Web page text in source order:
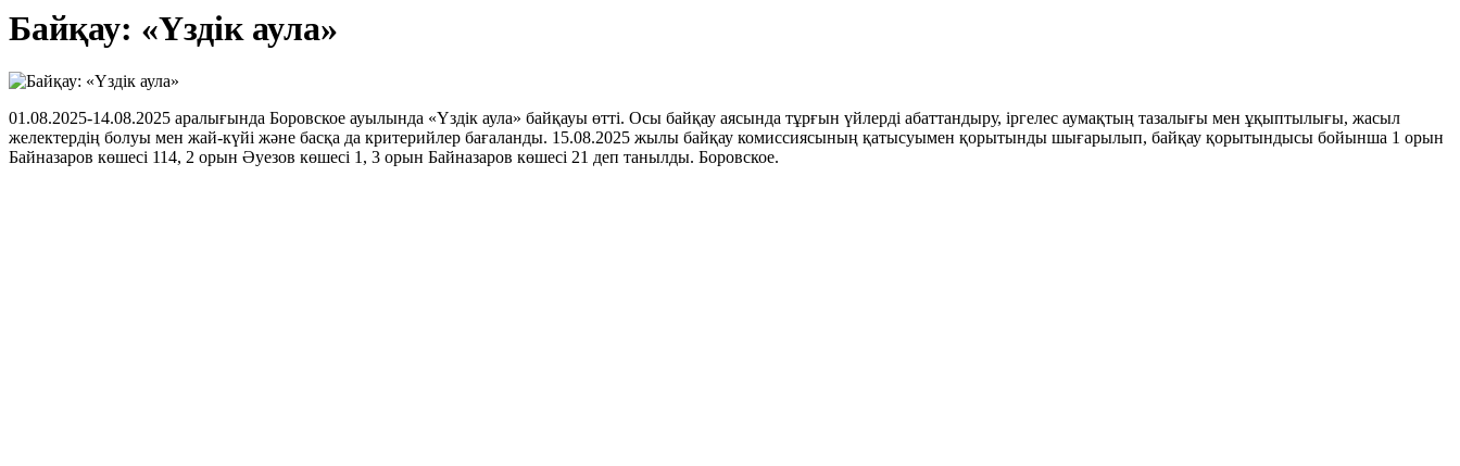
Байқау: «Үздік аула»
01.08.2025-14.08.2025 аралығында Боровское ауылында «Үздік аула» байқауы өтті. Осы байқау аясында тұрғын үйлерді абаттандыру, іргелес аумақтың тазалығы мен ұқыптылығы, жасыл
желектердің болуы мен жай-күйі және басқа да критерийлер бағаланды. 15.08.2025 жылы байқау комиссиясының қатысуымен қорытынды шығарылып, байқау қорытындысы бойынша 1 орын
Байназаров көшесі 114, 2 орын Әуезов көшесі 1, 3 орын Байназаров көшесі 21 деп танылды. Боровское.